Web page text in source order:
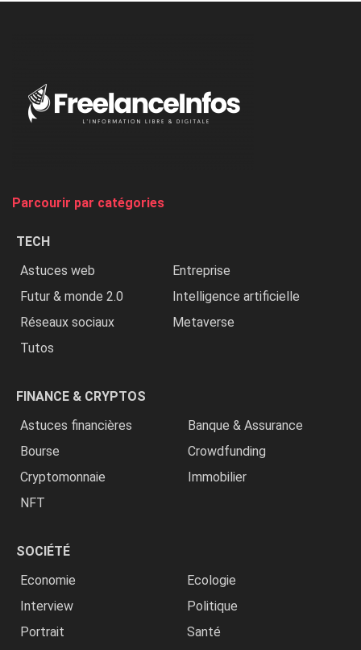
Nigeria,
Parcourir par catégories
TECH
Astuces web
Entreprise
Futur & monde 2.0
Intelligence artificielle
Réseaux sociaux
Metaverse
Tutos
FINANCE & CRYPTOS
Astuces financières
Banque & Assurance
Bourse
Crowdfunding
Cryptomonnaie
Immobilier
NFT
SOCIÉTÉ
Economie
Ecologie
Interview
Politique
Portrait
Santé